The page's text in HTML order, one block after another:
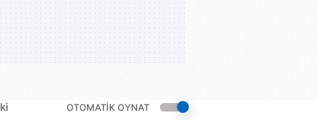
OTOMATİK OYNAT